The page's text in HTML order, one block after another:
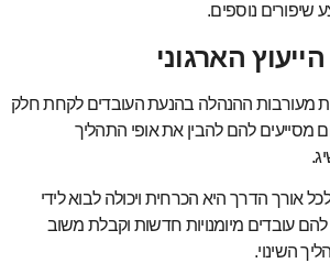
שיפורים נוספים.
הארגוני
מעורבות ההנהלה בהנעת העובדים לקחת חלק
מסייעים להם להבין את אופי התהליך
אורך הדרך היא הכרחית ויכולה לבוא לידי
עובדים מיומנויות חדשות וקבלת משוב
השינוי.